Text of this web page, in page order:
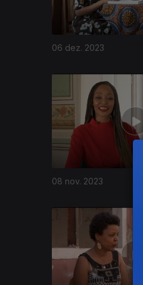
06 dez. 2023
08 nov. 2023